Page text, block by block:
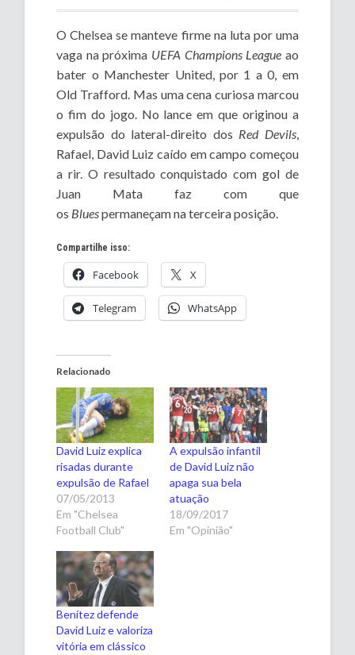
O Chelsea se manteve firme na luta por uma
vaga na próxima UEFA Champions League ao
bater o Manchester United, por 1 a 0, em
Old Trafford. Mas uma cena curiosa marcou
o fim do jogo. No lance em que originou a
expulsão do lateral-direito dos Red Devils,
Rafael, David Luiz caído em campo começou
a rir. O resultado conquistado com gol de
Juan Mata faz com que
os Bluespermaneçam na terceira posição.
Compartilhe isso:
Facebook X
Telegram WhatsApp
Relacionado
David Luiz explica
risadas durante
expulsão de Rafael
07/05/2013
Em "Chelsea
Football Club"
A expulsão infantil
de David Luiz não
apaga sua bela
atuação
18/09/2017
Em "Opinião"
Benítez defende
David Luiz e valoriza
vitória em clássico